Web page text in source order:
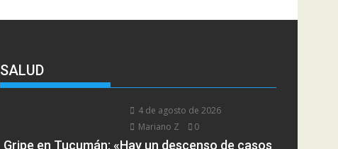
SALUD
4 de agosto de 2026
Mariano Z
0
Gripe en Tucumán: «Hay un descenso de casos